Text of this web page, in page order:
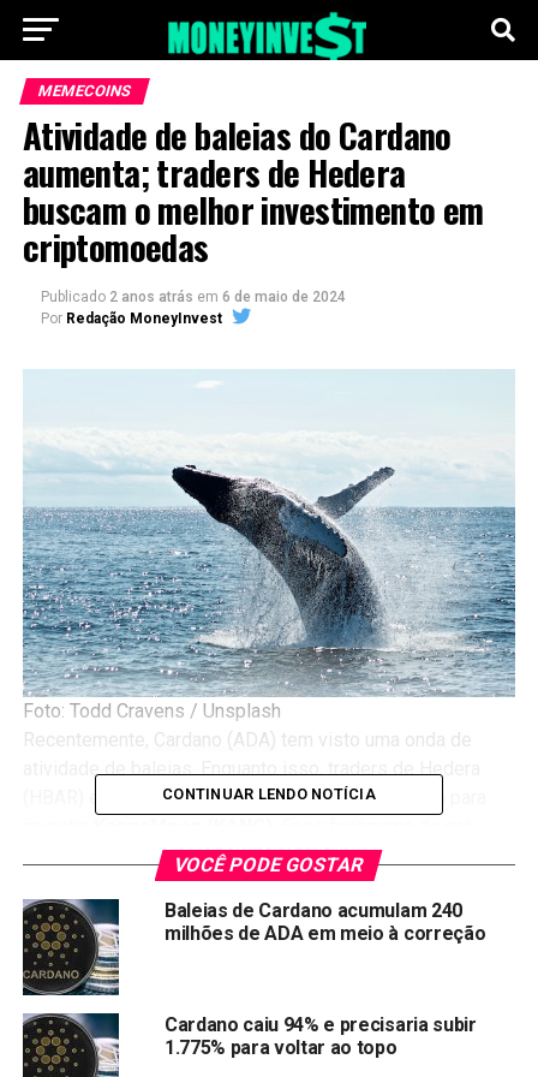
MEMECOINS
Atividade de baleias do Cardano
aumenta; traders de Hedera
buscam o melhor investimento em
criptomoedas
Publicado 2 anos atrás em 6 de maio de 2024
Por Redação MoneyInvest
Foto: Todd Cravens / Unsplash
Recentemente, Cardano (ADA) tem visto uma onda de
(HBAR) estão de olho na melhor nova criptomoeda para
venda em ascensão já proporcionou aos primeiros
compradores um ROI de 290%, enquanto obtinha mais de
$6M.
Além disso, muitos analistas sugerem que KANG poderia
se tornar a próxima criptomoeda com aumento de 50x em
2024.
CONTINUAR LENDO NOTÍCIA
VOCÊ PODE GOSTAR
Baleias de Cardano acumulam 240
milhões de ADA em meio à correção
Cardano caiu 94% e precisaria subir
1.775% para voltar ao topo